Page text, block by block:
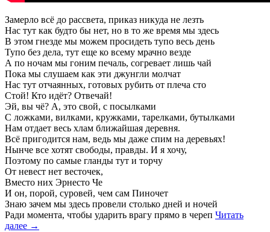
Замерло всё до рассвета, приказ никуда не лезть
Нас тут как будто бы нет, но в то же время мы здесь
В этом гнезде мы можем просидеть тупо весь день
Тупо без дела, тут еще ко всему мрачно везде
А по ночам мы гоним печаль, согревает лишь чай
Пока мы слушаем как эти джунгли молчат
Нас тут отчаянных, готовых рубить от плеча сто
Стой! Кто идёт? Отвечай!
Эй, вы чё? А, это свой, с посылками
С ложками, вилками, кружками, тарелками, бутылками
Нам отдает весь хлам ближайшая деревня.
Всё пригодится нам, ведь мы даже спим на деревьях!
Нынче все хотят свободы, правды. И я хочу,
Поэтому по самые гланды тут и торчу
От невест нет весточек,
Вместо них Эрнесто Че
И он, порой, суровей, чем сам Пиночет
Знаю зачем мы здесь провели столько дней и ночей
Ради момента, чтобы ударить врагу прямо в череп Читать
далее →